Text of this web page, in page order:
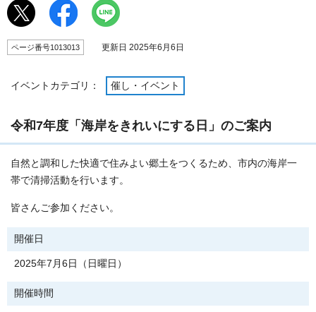
ページ番号1013013 更新日 2025年6月6日
イベントカテゴリ： 催し・イベント
令和7年度「海岸をきれいにする日」のご案内
自然と調和した快適で住みよい郷土をつくるため、市内の海岸一
帯で清掃活動を行います。
皆さんご参加ください。
開催日
2025年7月6日（日曜日）
開催時間